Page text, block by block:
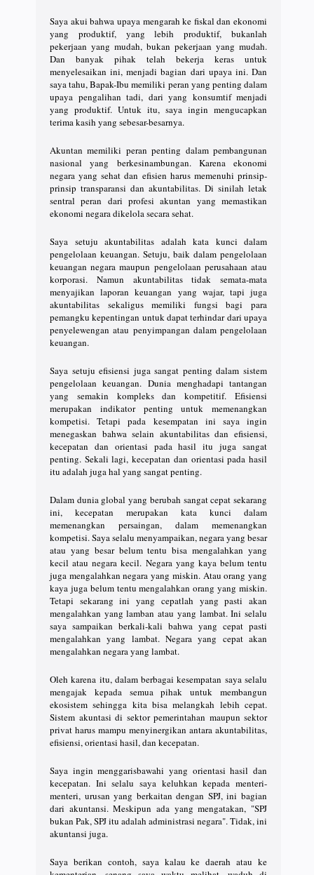
Saya akui bahwa upaya mengarah ke fiskal dan ekonomi
yang produktif, yang lebih produktif, bukanlah
pekerjaan yang mudah, bukan pekerjaan yang mudah.
Dan banyak pihak telah bekerja keras untuk
menyelesaikan ini, menjadi bagian dari upaya ini. Dan
saya tahu, Bapak-Ibu memiliki peran yang penting dalam
upaya pengalihan tadi, dari yang konsumtif menjadi
yang produktif. Untuk itu, saya ingin mengucapkan
terima kasih yang sebesar-besarnya.
Akuntan memiliki peran penting dalam pembangunan
nasional yang berkesinambungan. Karena ekonomi
negara yang sehat dan efisien harus memenuhi prinsip-
prinsip transparansi dan akuntabilitas. Di sinilah letak
sentral peran dari profesi akuntan yang memastikan
ekonomi negara dikelola secara sehat.
Saya setuju akuntabilitas adalah kata kunci dalam
pengelolaan keuangan. Setuju, baik dalam pengelolaan
keuangan negara maupun pengelolaan perusahaan atau
korporasi. Namun akuntabilitas tidak semata-mata
menyajikan laporan keuangan yang wajar, tapi juga
akuntabilitas sekaligus memiliki fungsi bagi para
pemangku kepentingan untuk dapat terhindar dari upaya
penyelewengan atau penyimpangan dalam pengelolaan
keuangan.
Saya setuju efisiensi juga sangat penting dalam sistem
pengelolaan keuangan. Dunia menghadapi tantangan
yang semakin kompleks dan kompetitif. Efisiensi
merupakan indikator penting untuk memenangkan
kompetisi. Tetapi pada kesempatan ini saya ingin
menegaskan bahwa selain akuntabilitas dan efisiensi,
kecepatan dan orientasi pada hasil itu juga sangat
penting. Sekali lagi, kecepatan dan orientasi pada hasil
itu adalah juga hal yang sangat penting.
Dalam dunia global yang berubah sangat cepat sekarang
ini, kecepatan merupakan kata kunci dalam
memenangkan persaingan, dalam memenangkan
kompetisi. Saya selalu menyampaikan, negara yang besar
atau yang besar belum tentu bisa mengalahkan yang
kecil atau negara kecil. Negara yang kaya belum tentu
juga mengalahkan negara yang miskin. Atau orang yang
kaya juga belum tentu mengalahkan orang yang miskin.
Tetapi sekarang ini yang cepatlah yang pasti akan
mengalahkan yang lamban atau yang lambat. Ini selalu
saya sampaikan berkali-kali bahwa yang cepat pasti
mengalahkan yang lambat. Negara yang cepat akan
mengalahkan negara yang lambat.
Oleh karena itu, dalam berbagai kesempatan saya selalu
mengajak kepada semua pihak untuk membangun
ekosistem sehingga kita bisa melangkah lebih cepat.
Sistem akuntasi di sektor pemerintahan maupun sektor
privat harus mampu menyinergikan antara akuntabilitas,
efisiensi, orientasi hasil, dan kecepatan.
Saya ingin menggarisbawahi yang orientasi hasil dan
kecepatan. Ini selalu saya keluhkan kepada menteri-
menteri, urusan yang berkaitan dengan SPJ, ini bagian
dari akuntansi. Meskipun ada yang mengatakan, "SPJ
bukan Pak, SPJ itu adalah administrasi negara". Tidak, ini
akuntansi juga.
Saya berikan contoh, saya kalau ke daerah atau ke